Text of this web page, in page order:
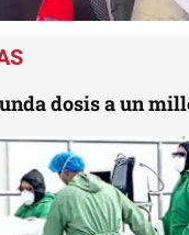
dosis a un